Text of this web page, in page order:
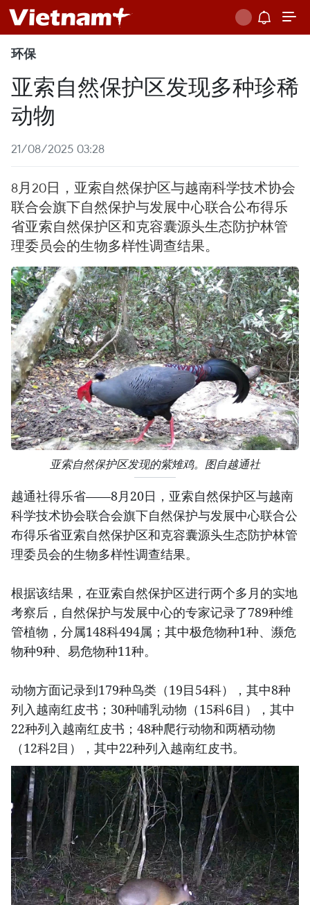
环保
亚索自然保护区发现多种珍稀
动物
21/08/2025 03:28
8月20日，亚索自然保护区与越南科学技术协会
联合会旗下自然保护与发展中心联合公布得乐
省亚索自然保护区和克容囊源头生态防护林管
理委员会的生物多样性调查结果。
亚索自然保护区发现的紫雉鸡。图自越通社
越通社得乐省——8月20日，亚索自然保护区与越南
科学技术协会联合会旗下自然保护与发展中心联合公
布得乐省亚索自然保护区和克容囊源头生态防护林管
理委员会的生物多样性调查结果。
根据该结果，在亚索自然保护区进行两个多月的实地
考察后，自然保护与发展中心的专家记录了789种维
管植物，分属148科494属；其中极危物种1种、濒危
物种9种、易危物种11种。
动物方面记录到179种鸟类（19目54科），其中8种
列入越南红皮书；30种哺乳动物（15科6目），其中
22种列入越南红皮书；48种爬行动物和两栖动物
（12科2目），其中22种列入越南红皮书。